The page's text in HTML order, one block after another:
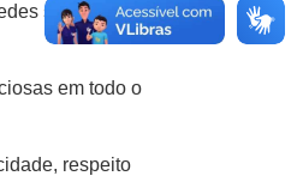
sociais com
em todo o
respeito